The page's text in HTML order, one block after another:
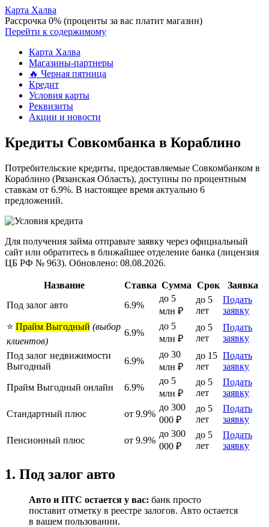
Карта Халва
Рассрочка 0% (проценты за вас платит магазин)
Перейти к содержимому
Карта Халва
Магазины-партнеры
🔥 Черная пятница
Кредит
Условия карты
Реквизиты
Акции и новости
Кредиты Совкомбанка в Кораблино
Потребительские кредиты, предоставляемые Совкомбанком в
Кораблино (Рязанская Область), доступны по процентным
ставкам от 6.9%. В настоящее время актуально 6
предложений.
Для получения займа отправьте заявку через официальный
сайт или обратитесь в ближайшее отделение банка (лицензия
ЦБ РФ № 963). Обновлено: 08.08.2026.
Название Ставка Сумма Срок
Заявка
Под залог авто
6.9%
до 5
млн ₽
до 5
лет
Подать
заявку
⭐ Прайм Выгодный (выбор
клиентов)
6.9%
до 5
млн ₽
до 5
лет
Подать
заявку
Под залог недвижимости
Выгодный
6.9%
до 30
млн ₽
до 15
лет
Подать
заявку
Прайм Выгодный онлайн 6.9%
до 5
млн ₽
до 5
лет
Подать
заявку
Стандартный плюс от 9.9%
до 300
000 ₽
до 5
лет
Подать
заявку
Пенсионный плюс от 9.9%
до 300
000 ₽
до 5
лет
Подать
заявку
1. Под залог авто
Авто и ПТС остается у вас: банк просто
поставит отметку в реестре залогов. Авто остается
в вашем пользовании.